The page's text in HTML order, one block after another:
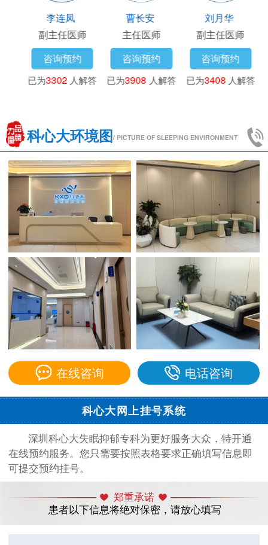
李连凤
副主任医师
咨询预约
已为3302人解答
曹长安
主任医师
咨询预约
已为3908人解答
刘月华
副主任医师
咨询预约
已为3408人解答
科心大环境图/ PICTURE OF SLEEPING ENVIRONMENT
在线咨询 电话咨询
科心大网上挂号系统
深圳科心大失眠抑郁专科为更好服务大众，特开通
在线预约服务。您只需要按照表格要求正确填写信息即
可提交预约挂号。
郑重承诺
患者以下信息将绝对保密，请放心填写